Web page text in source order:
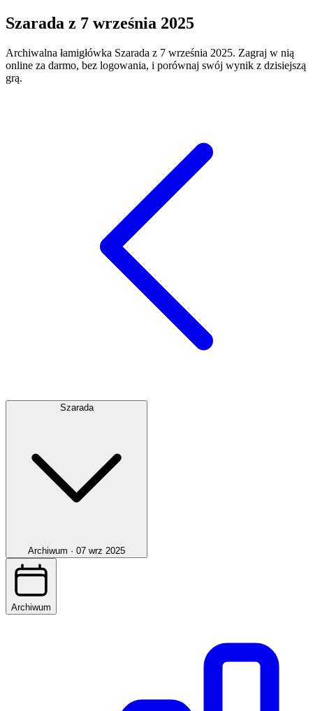
Szarada z 7 września 2025
Archiwalna łamigłówka Szarada z 7 września 2025. Zagraj w nią
online za darmo, bez logowania, i porównaj swój wynik z dzisiejszą
grą.
Szarada
Archiwum · 07 wrz 2025
Archiwum